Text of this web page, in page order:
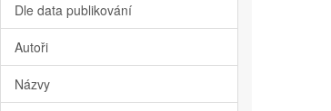
Dle data publikování
Autoři
Názvy